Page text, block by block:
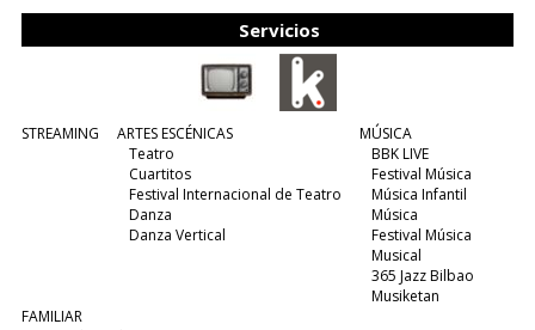
Servicios
STREAMING
ARTES ESCÉNICAS
Teatro
Cuartitos
Festival Internacional de Teatro
Danza
Danza Vertical
MÚSICA
BBK LIVE
Festival Música
Música Infantil
Música
Festival Música
Musical
365 Jazz Bilbao
Musiketan
FAMILIAR